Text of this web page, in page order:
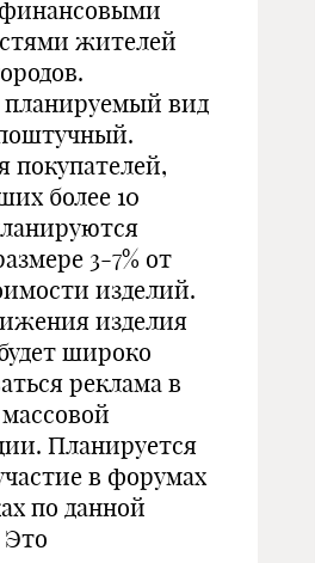
жителей
вид
покупателей,
более 10
3-7% от
изделий.
изделия
широко
реклама в
Планируется
в форумах
по данной
Это